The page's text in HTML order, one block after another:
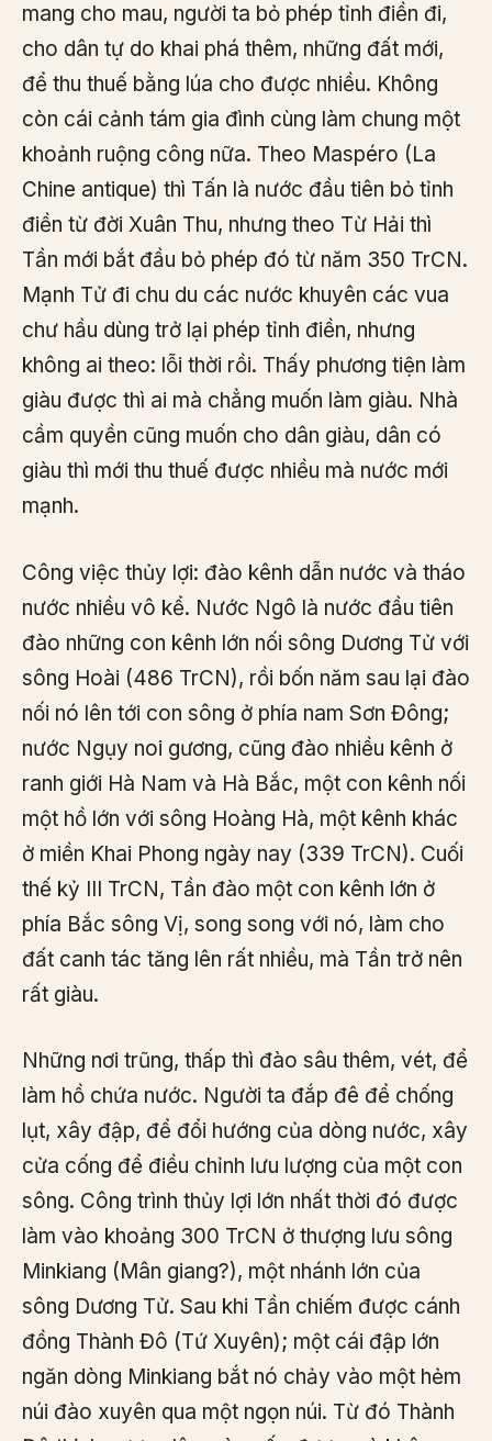
mang cho mau, người ta bỏ phép tỉnh điền đi,
cho dân tự do khai phá thêm, những đất mới,
để thu thuế bằng lúa cho được nhiều. Không
còn cái cảnh tám gia đình cùng làm chung một
khoảnh ruộng công nữa. Theo Maspéro (La
Chine antique) thì Tấn là nước đầu tiên bỏ tỉnh
điền từ đời Xuân Thu, nhưng theo Từ Hải thì
Tần mới bắt đầu bỏ phép đó từ năm 350 TrCN.
Mạnh Tử đi chu du các nước khuyên các vua
chư hầu dùng trở lại phép tỉnh điền, nhưng
không ai theo: lỗi thời rồi. Thấy phương tiện làm
giàu được thì ai mà chẳng muốn làm giàu. Nhà
cầm quyền cũng muốn cho dân giàu, dân có
giàu thì mới thu thuế được nhiều mà nước mới
mạnh.
Công việc thủy lợi: đào kênh dẫn nước và tháo
nước nhiều vô kể. Nước Ngô là nước đầu tiên
đào những con kênh lớn nối sông Dương Tử với
sông Hoài (486 TrCN), rồi bốn năm sau lại đào
nối nó lên tới con sông ở phía nam Sơn Đông;
nước Ngụy noi gương, cũng đào nhiều kênh ở
ranh giới Hà Nam và Hà Bắc, một con kênh nối
một hồ lớn với sông Hoàng Hà, một kênh khác
ở miền Khai Phong ngày nay (339 TrCN). Cuối
thế kỷ III TrCN, Tần đào một con kênh lớn ở
phía Bắc sông Vị, song song với nó, làm cho
đất canh tác tăng lên rất nhiều, mà Tần trở nên
rất giàu.
Những nơi trũng, thấp thì đào sâu thêm, vét, để
làm hồ chứa nước. Người ta đắp đê để chống
lụt, xây đập, để đổi hướng của dòng nước, xây
cửa cống để điều chỉnh lưu lượng của một con
sông. Công trình thủy lợi lớn nhất thời đó được
làm vào khoảng 300 TrCN ở thượng lưu sông
Minkiang (Mân giang?), một nhánh lớn của
sông Dương Tử. Sau khi Tần chiếm được cánh
đồng Thành Đô (Tứ Xuyên); một cái đập lớn
ngăn dòng Minkiang bắt nó chảy vào một hẻm
núi đào xuyên qua một ngọn núi. Từ đó Thành